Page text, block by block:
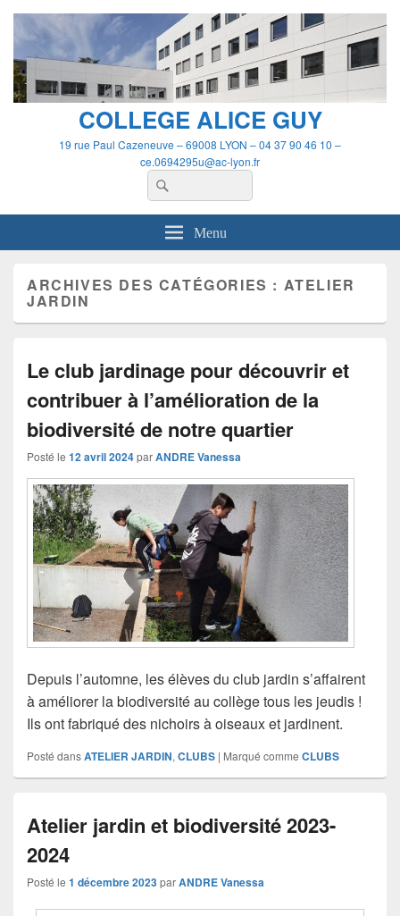
COLLEGE ALICE GUY
19 rue Paul Cazeneuve – 69008 LYON – 04 37 90 46 10 –
ce.0694295u@ac-lyon.fr
Recherche :
Menu
ARCHIVES DES CATÉGORIES : ATELIER
JARDIN
Le club jardinage pour découvrir et
contribuer à l’amélioration de la
biodiversité de notre quartier
Posté le 12 avril 2024parANDRE Vanessa
Depuis l’automne, les élèves du club jardin s’affairent
à améliorer la biodiversité au collège tous les jeudis !
Ils ont fabriqué des nichoirs à oiseaux et jardinent.
Posté dansATELIER JARDIN, CLUBS | Marqué comme CLUBS
Atelier jardin et biodiversité 2023-
2024
Posté le 1 décembre 2023parANDRE Vanessa
Panneau de gestion des cookies